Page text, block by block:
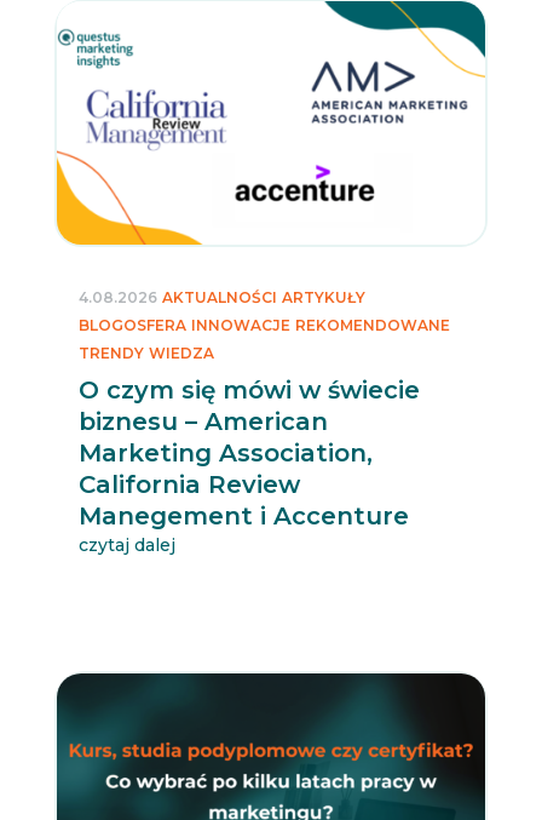
O czym się mówi w świecie
biznesu – American
Marketing Association,
California Review
Manegement i Accenture
4.08.2026 AKTUALNOŚCI ARTYKUŁY
BLOGOSFERA INNOWACJE REKOMENDOWANE
TRENDY WIEDZA
czytaj dalej